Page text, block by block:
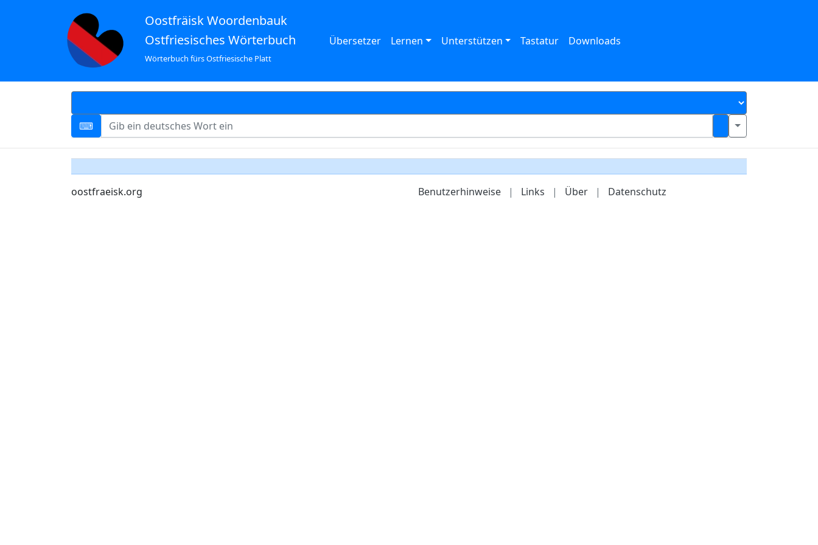
Oostfräisk Woordenbauk
Ostfriesisches Wörterbuch
Wörterbuch fürs Ostfriesische Platt
Übersetzer Lernen Unterstützen Tastatur Downloads
oostfraeisk.org Benutzerhinweise | Links | Über | Datenschutz